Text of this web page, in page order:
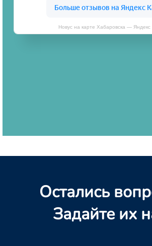
Новус на карте Хабаровска —
Остались
Задайте их